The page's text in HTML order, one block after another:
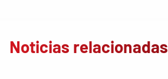
Noticias relacionadas